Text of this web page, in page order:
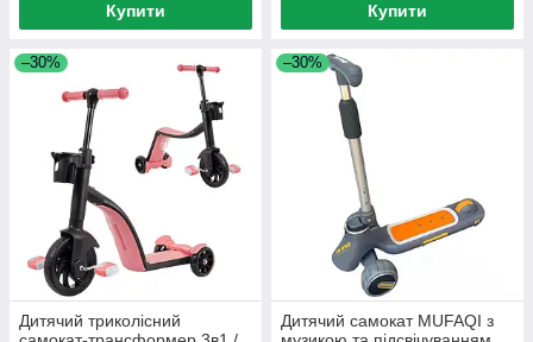
Купити Купити
–30%
Дитячий триколісний
–30%
Дитячий самокат MUFAQI з